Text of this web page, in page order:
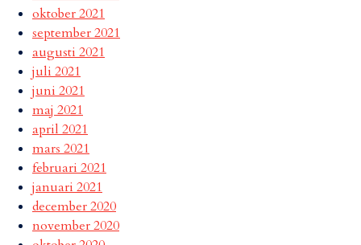
oktober 2021
september 2021
augusti 2021
juli 2021
juni 2021
maj 2021
april 2021
mars 2021
februari 2021
januari 2021
december 2020
november 2020